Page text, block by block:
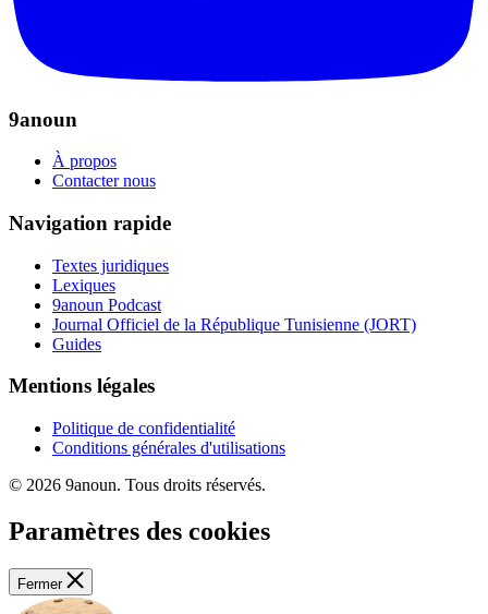
9anoun
À propos
Contacter nous
Navigation rapide
Textes juridiques
Lexiques
9anoun Podcast
Journal Officiel de la République Tunisienne (JORT)
Guides
Mentions légales
Politique de confidentialité
Conditions générales d'utilisations
© 2026 9anoun. Tous droits réservés.
Paramètres des cookies
Fermer